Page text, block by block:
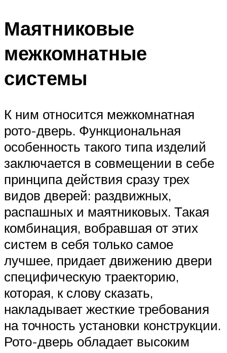
Маятниковые
межкомнатные
системы
К ним относится межкомнатная
рото-дверь. Функциональная
особенность такого типа изделий
заключается в совмещении в себе
принципа действия сразу трех
видов дверей: раздвижных,
распашных и маятниковых. Такая
комбинация, вобравшая от этих
систем в себя только самое
лучшее, придает движению двери
специфическую траекторию,
которая, к слову сказать,
накладывает жесткие требования
на точность установки конструкции.
Рото-дверь обладает высоким